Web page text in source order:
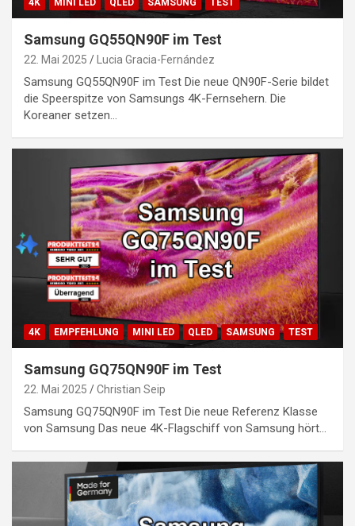
Samsung GQ55QN90F im Test
22. Mai 2025 Lucia Gracia-Fernández
Samsung GQ55QN90F im Test Die neue QN90F-Serie bildet
die Speerspitze von Samsungs 4K-Fernsehern. Die
Koreaner setzen…
4K EMPFEHLUNG MINI LED QLED SAMSUNG TEST
Samsung GQ75QN90F im Test
22. Mai 2025 Christian Seip
Samsung GQ75QN90F im Test Die neue Referenz Klasse
von Samsung Das neue 4K-Flagschiff von Samsung hört…